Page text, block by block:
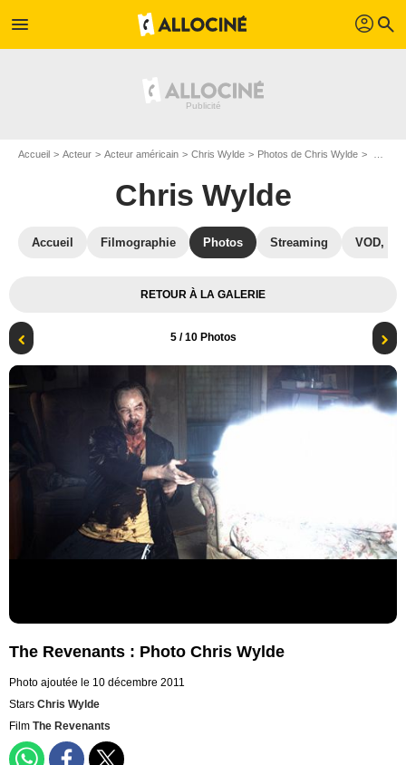
menu profil search
Accueil Acteur Acteur américain Chris Wylde Photos de Chris Wylde
Chris Wylde
Accueil Filmographie Photos Streaming VOD,
RETOUR À LA GALERIE
5/ 10 Photos
The Revenants : Photo Chris Wylde
Photo ajoutée le 10 décembre 2011
Stars Chris Wylde
Film The Revenants